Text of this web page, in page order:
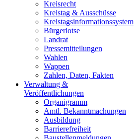
Kreisrecht
Kreistag & Ausschüsse
Kreistagsinformationssystem
Bürgerlotse
Landrat
Pressemitteilungen
Wahlen
Wappen
Zahlen, Daten, Fakten
Verwaltung &
Veröffentlichungen
Organigramm
Amtl. Bekanntmachungen
Ausbildung
Barrierefreiheit